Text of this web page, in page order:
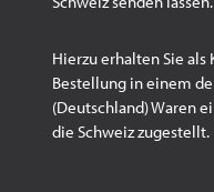
Hierzu erhalten Sie als
Bestellung in einem
(Deutschland) Waren
die Schweiz zugestellt.